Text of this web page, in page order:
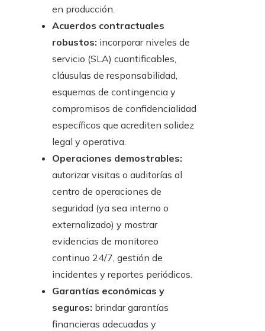
en producción.
Acuerdos contractuales
robustos: incorporar niveles de
servicio (SLA) cuantificables,
cláusulas de responsabilidad,
esquemas de contingencia y
compromisos de confidencialidad
específicos que acrediten solidez
legal y operativa.
Operaciones demostrables:
autorizar visitas o auditorías al
centro de operaciones de
seguridad (ya sea interno o
externalizado) y mostrar
evidencias de monitoreo
continuo 24/7, gestión de
incidentes y reportes periódicos.
Garantías económicas y
seguros: brindar garantías
financieras adecuadas y